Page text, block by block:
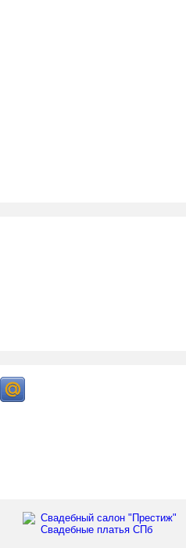
Свадебный салон "Престиж"
Свадебные платья СПб